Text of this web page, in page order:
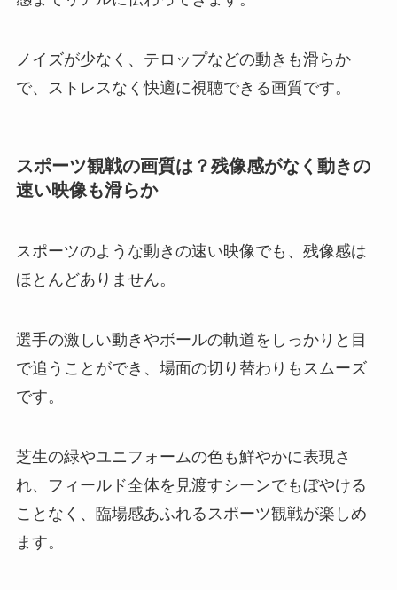
ノイズが少なく、テロップなどの動きも滑らか
で、ストレスなく快適に視聴できる画質です。
スポーツ観戦の画質は？残像感がなく動きの
速い映像も滑らか
スポーツのような動きの速い映像でも、残像感は
ほとんどありません。
選手の激しい動きやボールの軌道をしっかりと目
で追うことができ、場面の切り替わりもスムーズ
です。
芝生の緑やユニフォームの色も鮮やかに表現さ
れ、フィールド全体を見渡すシーンでもぼやける
ことなく、臨場感あふれるスポーツ観戦が楽しめ
ます。